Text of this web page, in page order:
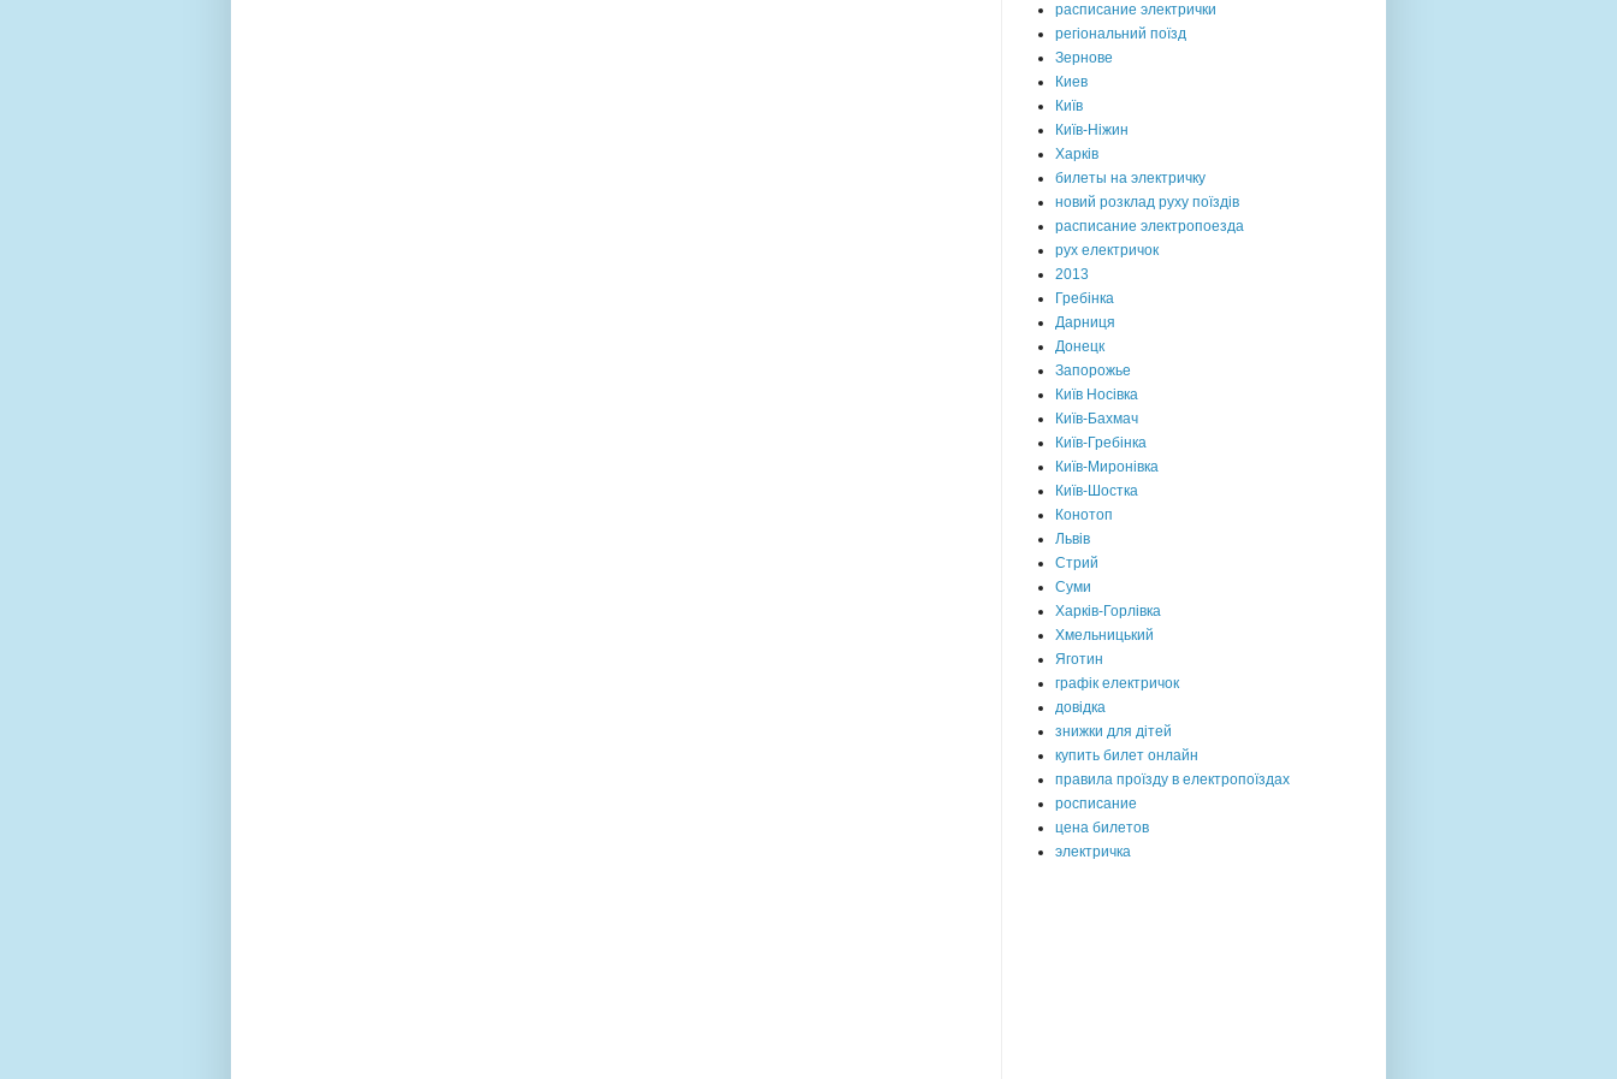
расписание электрички
регіональний поїзд
Зернове
Киев
Київ
Київ-Ніжин
Харків
билеты на электричку
новий розклад руху поїздів
расписание электропоезда
рух електричок
2013
Гребінка
Дарниця
Донецк
Запорожье
Київ Носівка
Київ-Бахмач
Київ-Гребінка
Київ-Миронівка
Київ-Шостка
Конотоп
Львів
Стрий
Суми
Харків-Горлівка
Хмельницький
Яготин
графік електричок
довідка
знижки для дітей
купить билет онлайн
правила проїзду в електропоїздах
росписание
цена билетов
электричка